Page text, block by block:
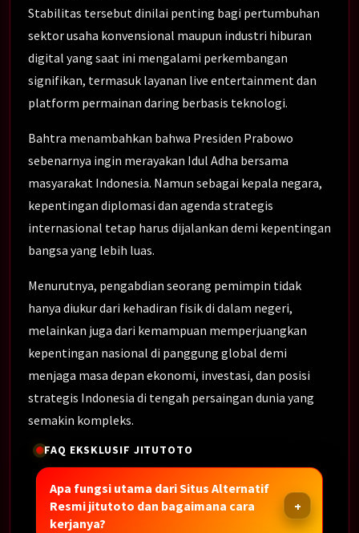
Stabilitas tersebut dinilai penting bagi pertumbuhan
sektor usaha konvensional maupun industri hiburan
digital yang saat ini mengalami perkembangan
signifikan, termasuk layanan live entertainment dan
platform permainan daring berbasis teknologi.
Bahtra menambahkan bahwa Presiden Prabowo
sebenarnya ingin merayakan Idul Adha bersama
masyarakat Indonesia. Namun sebagai kepala negara,
kepentingan diplomasi dan agenda strategis
internasional tetap harus dijalankan demi kepentingan
bangsa yang lebih luas.
Menurutnya, pengabdian seorang pemimpin tidak
hanya diukur dari kehadiran fisik di dalam negeri,
melainkan juga dari kemampuan memperjuangkan
kepentingan nasional di panggung global demi
menjaga masa depan ekonomi, investasi, dan posisi
strategis Indonesia di tengah persaingan dunia yang
semakin kompleks.
FAQ EKSKLUSIF JITUTOTO
Apa fungsi utama dari Situs Alternatif
Resmi jitutoto dan bagaimana cara
kerjanya?